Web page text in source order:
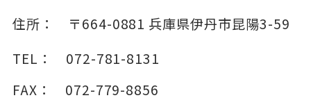
住所： 〒664-0881 兵庫県伊丹市昆陽3-59
TEL：
072-781-8131
FAX：
072-779-8856